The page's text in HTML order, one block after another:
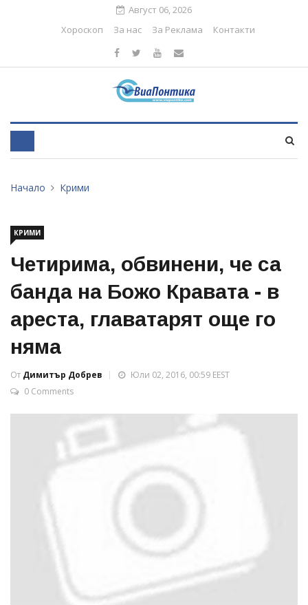
Август 06, 2026
Хороскоп
За нас За Реклама Контакти
Начало Крими
КРИМИ
Четирима, обвинени, че са
банда на Божо Кравата - в
ареста, главатарят още го
няма
От Димитър Добрев
Юли 02, 2016, 00:59 EEST
0 Comments